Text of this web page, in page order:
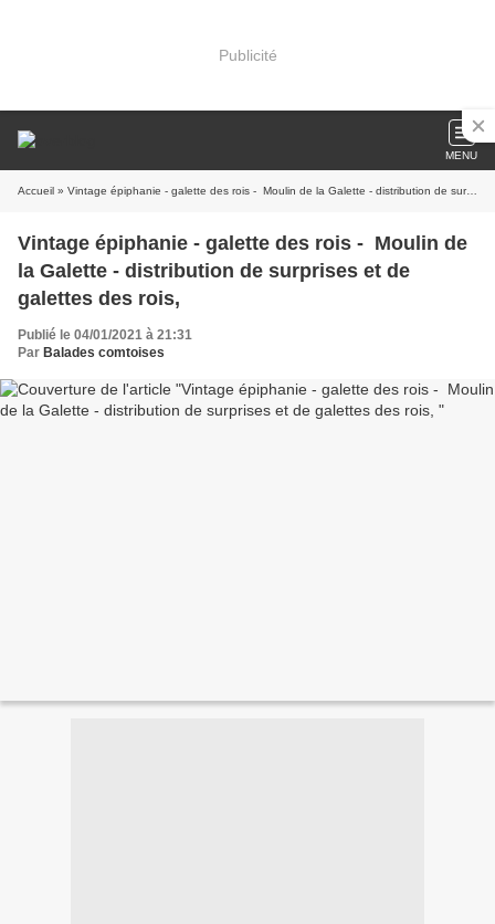
Publicité
MENU
Accueil » Vintage épiphanie - galette des rois - Moulin de la Galette - distribution de surprises et de galettes des rois,
Vintage épiphanie - galette des rois - Moulin de
la Galette - distribution de surprises et de
galettes des rois,
Publié le 04/01/2021 à 21:31
Par Balades comtoises